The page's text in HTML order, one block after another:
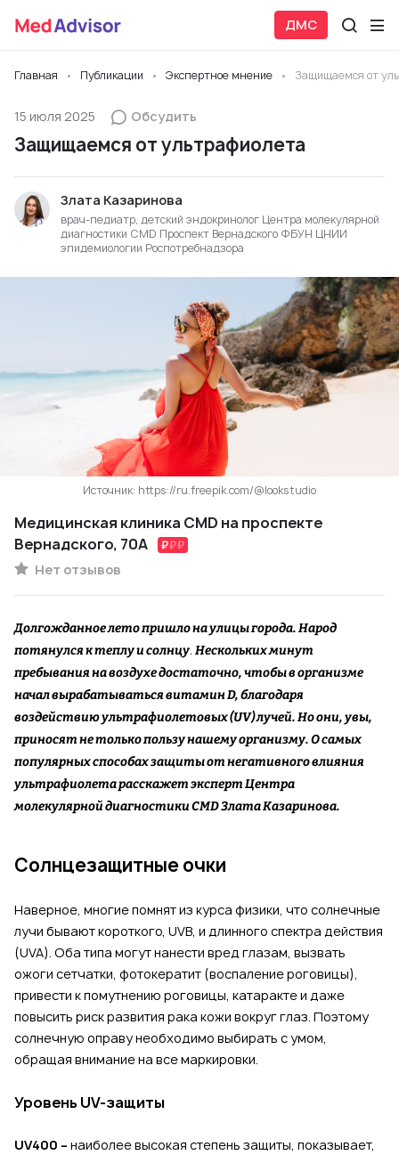
ДМС
Главная Публикации Экспертное мнение Защищаемся от
15 июля 2025 Обсудить
Защищаемся от ультрафиолета
Злата Казаринова
врач-педиатр, детский эндокринолог Центра молекулярной
диагностики CMD Проспект Вернадского ФБУН ЦНИИ
эпидемиологии Роспотребнадзора
Источник: https://ru.freepik.com/@lookstudio
Медицинская клиника CMD на проспекте
Вернадского, 70А
Нет отзывов
Долгожданное лето пришло на улицы города. Народ
потянулся к теплу и солнцу. Нескольких минут
пребывания на воздухе достаточно, чтобы в организме
начал вырабатываться витамин D, благодаря
воздействию ультрафиолетовых (UV) лучей. Но они, увы,
приносят не только пользу нашему организму. О самых
популярных способах защиты от негативного влияния
ультрафиолета расскажет эксперт Центра
молекулярной диагностики CMD Злата Казаринова.
Солнцезащитные очки
Наверное, многие помнят из курса физики, что солнечные
лучи бывают короткого, UVB, и длинного спектра действия
(UVA). Оба типа могут нанести вред глазам, вызвать
ожоги сетчатки, фотокератит (воспаление роговицы),
привести к помутнению роговицы, катаракте и даже
повысить риск развития рака кожи вокруг глаз. Поэтому
солнечную оправу необходимо выбирать с умом,
обращая внимание на все маркировки.
Уровень UV-защиты
UV400 – наиболее высокая степень защиты, показывает,